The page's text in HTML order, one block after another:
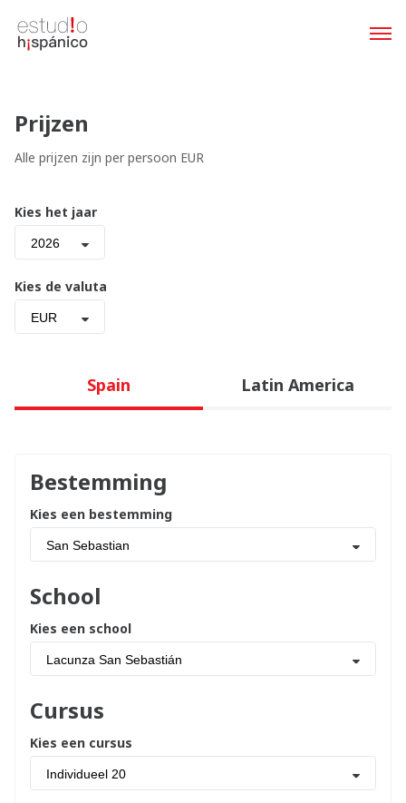
Prijzen
Alle prijzen zijn per persoon EUR
Kies het jaar
2026
Kies de valuta
EUR
Spain Latin America
Bestemming
Kies een bestemming
San Sebastian
School
Kies een school
Lacunza San Sebastián
Cursus
Kies een cursus
Individueel 20